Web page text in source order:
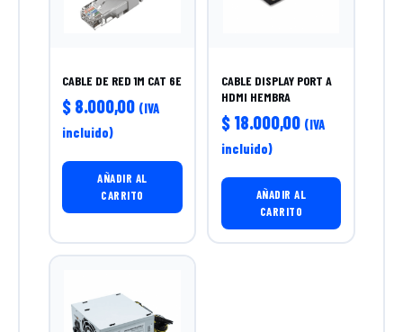
CABLE DE RED 1M CAT 6E
$ 8.000,00 (IVA
incluido)
AÑADIR AL
CARRITO
CABLE DISPLAY PORT A
HDMI HEMBRA
$18.000,00 (IVA
incluido)
AÑADIR AL
CARRITO